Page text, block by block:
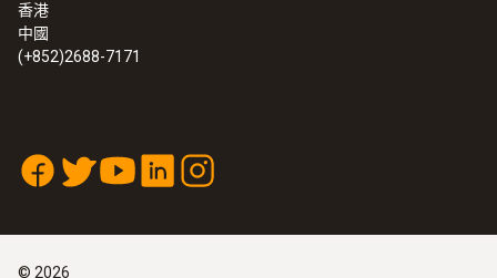
香港
中國
(+852)2688-7171
© 2026